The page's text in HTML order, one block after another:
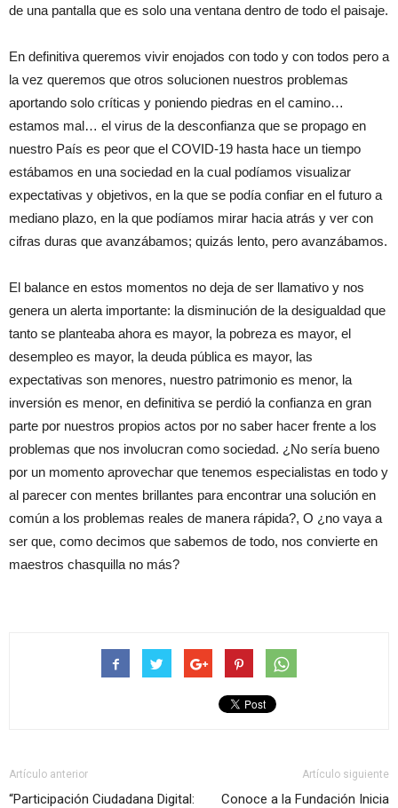
de una pantalla que es solo una ventana dentro de todo el paisaje.
En definitiva queremos vivir enojados con todo y con todos pero a
la vez queremos que otros solucionen nuestros problemas
aportando solo críticas y poniendo piedras en el camino…
estamos mal… el virus de la desconfianza que se propago en
nuestro País es peor que el COVID-19 hasta hace un tiempo
estábamos en una sociedad en la cual podíamos visualizar
expectativas y objetivos, en la que se podía confiar en el futuro a
mediano plazo, en la que podíamos mirar hacia atrás y ver con
cifras duras que avanzábamos; quizás lento, pero avanzábamos.
El balance en estos momentos no deja de ser llamativo y nos
genera un alerta importante: la disminución de la desigualdad que
tanto se planteaba ahora es mayor, la pobreza es mayor, el
desempleo es mayor, la deuda pública es mayor, las
expectativas son menores, nuestro patrimonio es menor, la
inversión es menor, en definitiva se perdió la confianza en gran
parte por nuestros propios actos por no saber hacer frente a los
problemas que nos involucran como sociedad. ¿No sería bueno
por un momento aprovechar que tenemos especialistas en todo y
al parecer con mentes brillantes para encontrar una solución en
común a los problemas reales de manera rápida?, O ¿no vaya a
ser que, como decimos que sabemos de todo, nos convierte en
maestros chasquilla no más?
Artículo anterior
“Participación Ciudadana Digital:
Artículo siguiente
Conoce a la Fundación Inicia